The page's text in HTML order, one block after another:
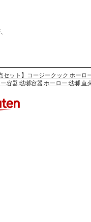
セット】コージークック ホー
容器 琺瑯容器 ホーロー 琺瑯 直